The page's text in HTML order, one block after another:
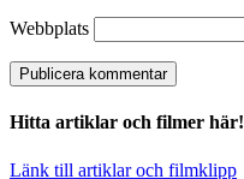
Webbplats
Hitta artiklar och filmer här!
Länk till artiklar och filmklipp